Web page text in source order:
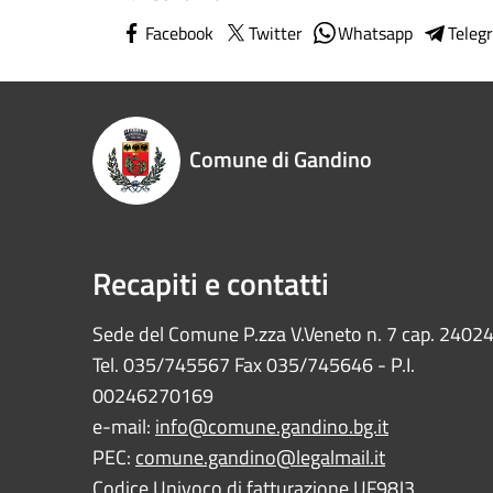
Facebook Twitter Whatsapp
Comune di Gandino
Recapiti e contatti
Sede del Comune P.zza V.Veneto n. 7 cap. 24024
Tel. 035/745567 Fax 035/745646 - P.I.
00246270169
e-mail: info@comune.gandino.bg.it
PEC: comune.gandino@legalmail.it